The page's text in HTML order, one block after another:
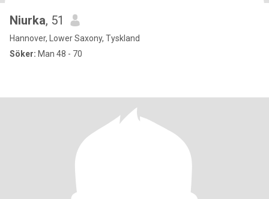
Niurka, 51
Hannover, Lower Saxony, Tyskland
Söker: Man 48 - 70